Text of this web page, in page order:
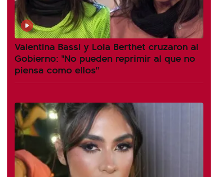
Valentina Bassi y Lola Berthet cruzaron al
Gobierno: "No pueden reprimir al que no
piensa como ellos"